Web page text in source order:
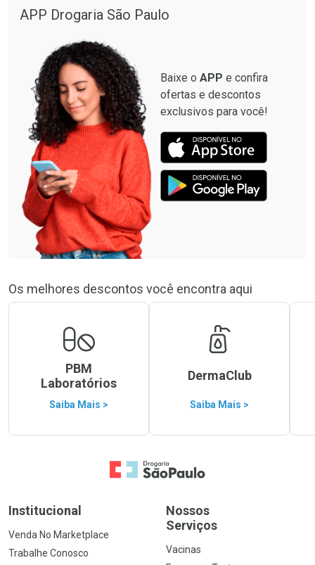
APP Drogaria São Paulo
Baixe o APP e confira
ofertas e descontos
exclusivos para você!
Os melhores descontos você encontra aqui
PBM
Laboratórios
Saiba Mais >
DermaClub
Saiba Mais >
Ir para a Home
Institucional
Venda No Marketplace
Trabalhe Conosco
Nossos
Serviços
Vacinas